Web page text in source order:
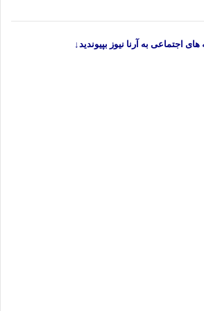
اجتماعی به آرنا نیوز بپیوندید↓